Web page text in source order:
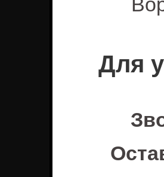
Для